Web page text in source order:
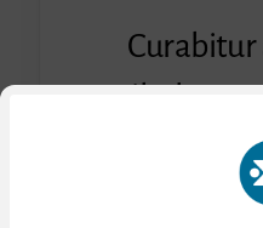
Curabitur
Vestibulum
finibus